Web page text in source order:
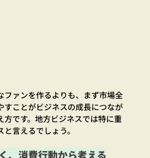
ファンを作るよりも、まず市場全
すことがビジネスの成長につなが
方です。地方ビジネスでは特に重
言えるでしょう。
、消費行動から考える